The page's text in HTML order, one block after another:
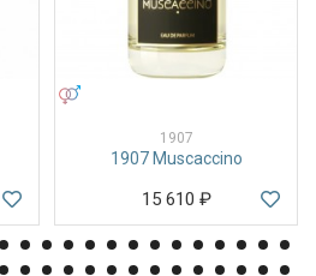
1907
1907 Muscaccino
15 610 ₽